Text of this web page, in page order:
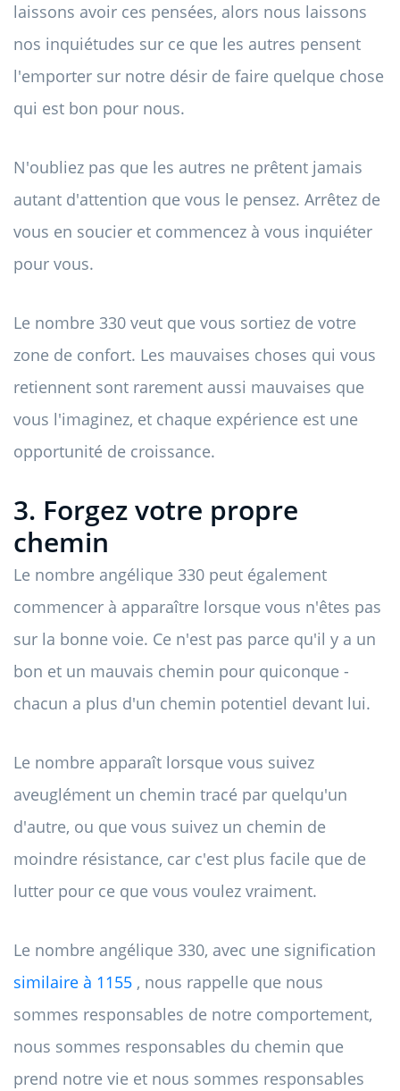
laissons avoir ces pensées, alors nous laissons
nos inquiétudes sur ce que les autres pensent
l'emporter sur notre désir de faire quelque chose
qui est bon pour nous.
N'oubliez pas que les autres ne prêtent jamais
autant d'attention que vous le pensez. Arrêtez de
vous en soucier et commencez à vous inquiéter
pour vous.
Le nombre 330 veut que vous sortiez de votre
zone de confort. Les mauvaises choses qui vous
retiennent sont rarement aussi mauvaises que
vous l'imaginez, et chaque expérience est une
opportunité de croissance.
3. Forgez votre propre
chemin
Le nombre angélique 330 peut également
commencer à apparaître lorsque vous n'êtes pas
sur la bonne voie. Ce n'est pas parce qu'il y a un
bon et un mauvais chemin pour quiconque -
chacun a plus d'un chemin potentiel devant lui.
Le nombre apparaît lorsque vous suivez
aveuglément un chemin tracé par quelqu'un
d'autre, ou que vous suivez un chemin de
moindre résistance, car c'est plus facile que de
lutter pour ce que vous voulez vraiment.
Le nombre angélique 330, avec une signification
similaire à 1155 , nous rappelle que nous
sommes responsables de notre comportement,
nous sommes responsables du chemin que
prend notre vie et nous sommes responsables